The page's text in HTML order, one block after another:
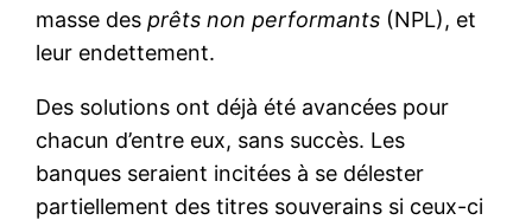
masse desprêts non performants (NPL), et
leur endettement.
Des solutions ont déjà été avancées pour
chacun d’entre eux, sans succès. Les
banques seraient incitées à se délester
partiellement des titres souverains si ceux-ci